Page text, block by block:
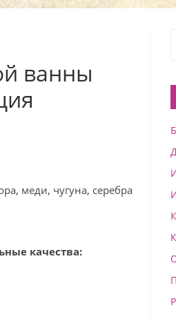
ванны
меди, чугуна, серебра
качества: